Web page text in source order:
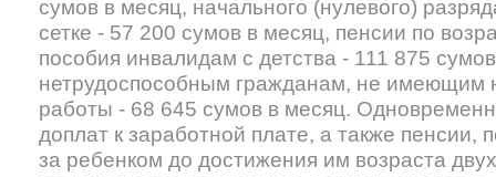
сумов в месяц, начального (нулевого)
сетке - 57 200 сумов в месяц, пенсии по
пособия инвалидам с детства - 111 875
нетрудоспособным гражданам, не имеющим
работы - 68 645 сумов в месяц.
доплат к заработной плате, а также пенсии,
за ребенком до достижения им возраста